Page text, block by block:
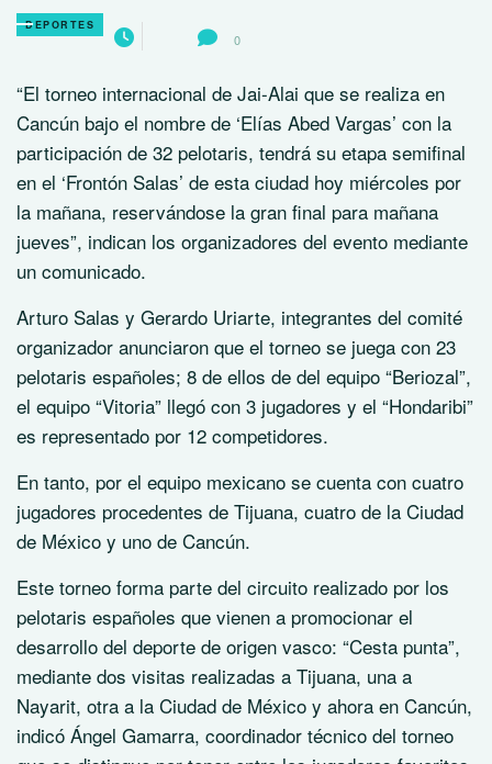
DEPORTES
0
“El torneo internacional de Jai-Alai que se realiza en
Cancún bajo el nombre de ‘Elías Abed Vargas’ con la
participación de 32 pelotaris, tendrá su etapa semifinal
en el ‘Frontón Salas’ de esta ciudad hoy miércoles por
la mañana, reservándose la gran final para mañana
jueves”, indican los organizadores del evento mediante
un comunicado.
Arturo Salas y Gerardo Uriarte, integrantes del comité
organizador anunciaron que el torneo se juega con 23
pelotaris españoles; 8 de ellos de del equipo “Beriozal”,
el equipo “Vitoria” llegó con 3 jugadores y el “Hondaribi”
es representado por 12 competidores.
En tanto, por el equipo mexicano se cuenta con cuatro
jugadores procedentes de Tijuana, cuatro de la Ciudad
de México y uno de Cancún.
Este torneo forma parte del circuito realizado por los
pelotaris españoles que vienen a promocionar el
desarrollo del deporte de origen vasco: “Cesta punta”,
mediante dos visitas realizadas a Tijuana, una a
Nayarit, otra a la Ciudad de México y ahora en Cancún,
indicó Ángel Gamarra, coordinador técnico del torneo